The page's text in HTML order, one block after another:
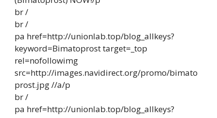
br /
br /
pa href=http://unionlab.top/blog_allkeys?
keyword=Bimatoprost target=_top
rel=nofollowimg
src=http://images.navidirect.org/promo/bimato
prost.jpg //a/p
br /
pa href=http://unionlab.top/blog_allkeys?